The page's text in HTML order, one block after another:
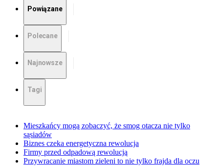
Powiązane
Polecane
Najnowsze
Tagi
Mieszkańcy mogą zobaczyć, że smog otacza nie tylko
sąsiadów
Biznes czeka energetyczna rewolucja
Firmy przed odpadową rewolucją
Przywracanie miastom zieleni to nie tylko frajda dla oczu